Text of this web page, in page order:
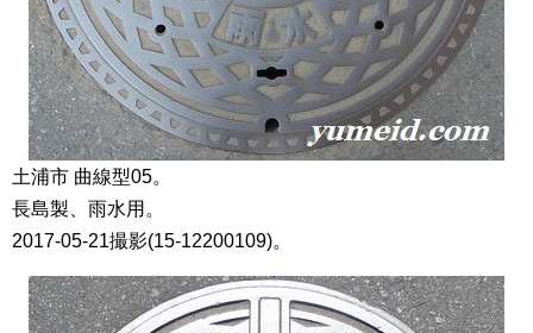
土浦市 曲線型05。
長島製、雨水用。
2017-05-21撮影(15-12200109)。